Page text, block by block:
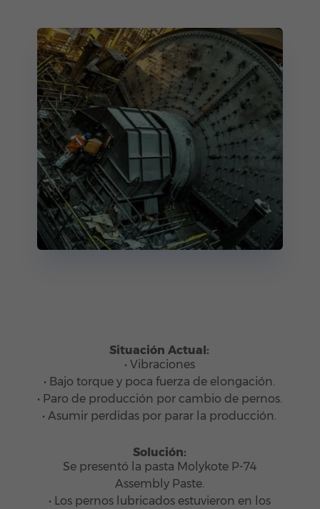
Situación Actual:
• Vibraciones
• Bajo torque y poca fuerza de elongación.
• Paro de producción por cambio de pernos.
• Asumir perdidas por parar la producción.
Solución:
Se presentó la pasta Molykote P-74
Assembly Paste.
• Los pernos lubricados estuvieron en los